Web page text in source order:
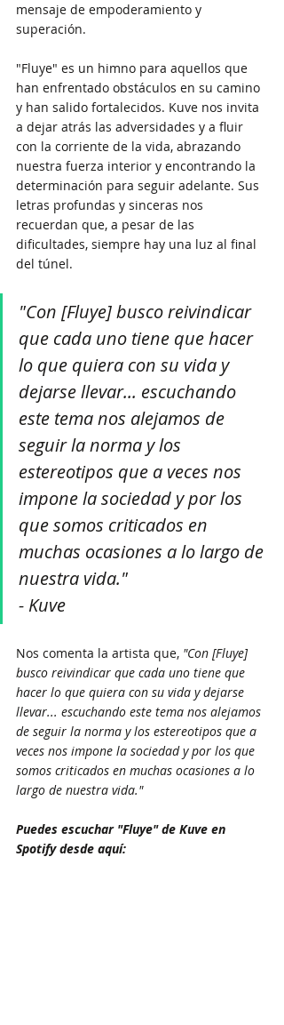
mensaje de empoderamiento y
superación.
"Fluye" es un himno para aquellos que
han enfrentado obstáculos en su camino
y han salido fortalecidos. Kuve nos invita
a dejar atrás las adversidades y a fluir
con la corriente de la vida, abrazando
nuestra fuerza interior y encontrando la
determinación para seguir adelante. Sus
letras profundas y sinceras nos
recuerdan que, a pesar de las
dificultades, siempre hay una luz al final
del túnel.
"Con [Fluye] busco reivindicar
que cada uno tiene que hacer
lo que quiera con su vida y
dejarse llevar... escuchando
este tema nos alejamos de
seguir la norma y los
estereotipos que a veces nos
impone la sociedad y por los
que somos criticados en
muchas ocasiones a lo largo de
nuestra vida."
- Kuve
Nos comenta la artista que, "Con [Fluye]
busco reivindicar que cada uno tiene que
hacer lo que quiera con su vida y dejarse
llevar... escuchando este tema nos alejamos
de seguir la norma y los estereotipos que a
veces nos impone la sociedad y por los que
somos criticados en muchas ocasiones a lo
largo de nuestra vida."
Puedes escuchar "Fluye" de Kuve en
Spotify desde aquí: